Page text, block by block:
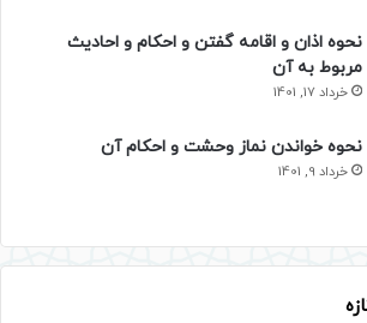
نحوه اذان و اقامه گفتن و احکام و احادیث
مربوط به آن
خرداد 17, 1401
نحوه خواندن نماز وحشت و احکام آن
خرداد 9, 1401